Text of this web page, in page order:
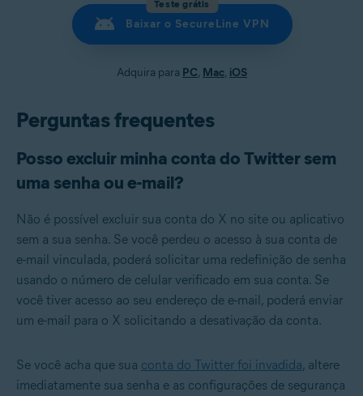
Teste grátis
Baixar o SecureLine VPN
Adquira para PC, Mac, iOS
Perguntas frequentes
Posso excluir minha conta do Twitter sem
uma senha ou e-mail?
Não é possível excluir sua conta do X no site ou aplicativo
sem a sua senha. Se você perdeu o acesso à sua conta de
e-mail vinculada, poderá solicitar uma redefinição de senha
usando o número de celular verificado em sua conta. Se
você tiver acesso ao seu endereço de e-mail, poderá enviar
um e-mail para o X solicitando a desativação da conta.
Se você acha que sua conta do Twitter foi invadida, altere
imediatamente sua senha e as configurações de segurança